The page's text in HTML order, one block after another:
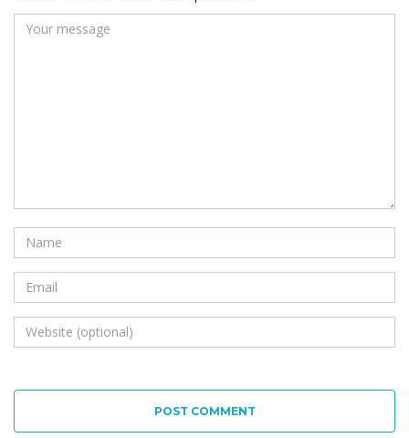
POST COMMENT